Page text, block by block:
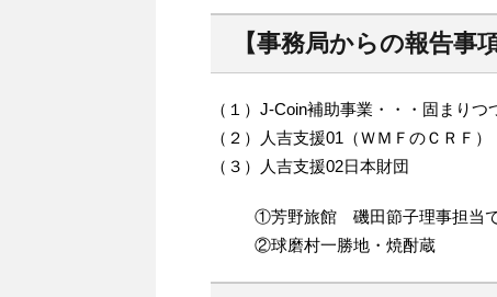
【事務局からの報告事項
（１）J-Coin補助事業・・・固まり
（２）人吉支援01（ＷＭＦのＣＲ
（３）人吉支援02日本財団
①芳野旅館 磯田節子理事担当
②球磨村一勝地・焼酎蔵